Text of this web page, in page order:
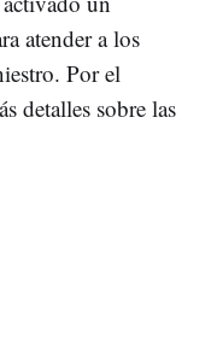
atender a los
Por el
detalles sobre las